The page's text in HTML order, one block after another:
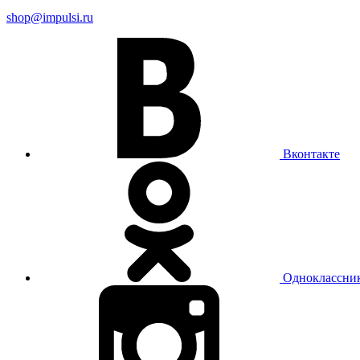
shop@impulsi.ru
Вконтакте